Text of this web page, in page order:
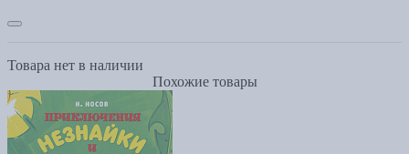
Товара нет в наличии
Похожие товары